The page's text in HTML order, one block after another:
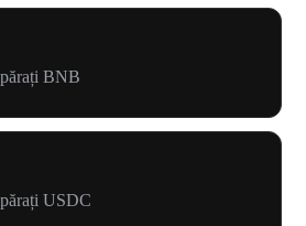
BNB
USDC